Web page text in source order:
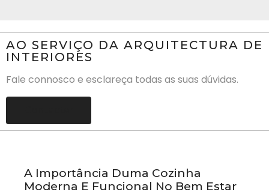
AO SERVIÇO DA ARQUITECTURA DE
INTERIORES
Fale connosco e esclareça todas as suas dúvidas.
A Importância Duma Cozinha
Moderna E Funcional No Bem Estar